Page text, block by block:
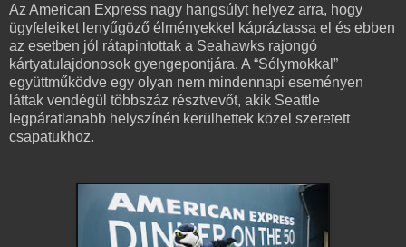
Az American Express nagy hangsúlyt helyez arra, hogy
ügyfeleiket lenyűgöző élményekkel kápráztassa el és ebben
az esetben jól rátapintottak a Seahawks rajongó
kártyatulajdonosok gyengepontjára. A “Sólymokkal”
együttműködve egy olyan nem mindennapi eseményen
láttak vendégül többszáz résztvevőt, akik Seattle
legpáratlanabb helyszínén kerülhettek közel szeretett
csapatukhoz.